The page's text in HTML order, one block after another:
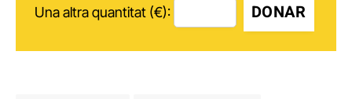
Una altra quantitat (€): DONAR